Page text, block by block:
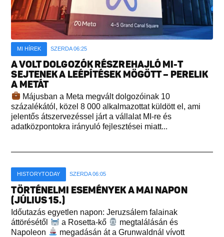
MI HÍREK SZERDA 06:25
A VOLT DOLGOZÓK RÉSZREHAJLÓ MI-T
SEJTENEK A LEÉPÍTÉSEK MÖGÖTT – PERELIK
A METÁT
Májusban a Meta megvált dolgozóinak 10
százalékától, közel 8 000 alkalmazottat küldött el, ami
jelentős átszervezéssel járt a vállalat MI-re és
adatközpontokra irányuló fejlesztései miatt...
HISTORYTODAY SZERDA 06:05
TÖRTÉNELMI ESEMÉNYEK A MAI NAPON
(JÚLIUS 15.)
Időutazás egyetlen napon: Jeruzsálem falainak
áttörésétől
a Rosetta-kő
megtalálásán és
Napoleon
megadásán át a Grunwaldnál vívott